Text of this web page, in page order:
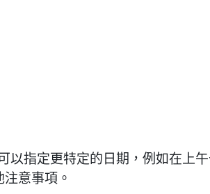
以指定更特定的日期，例如在上
意事項。